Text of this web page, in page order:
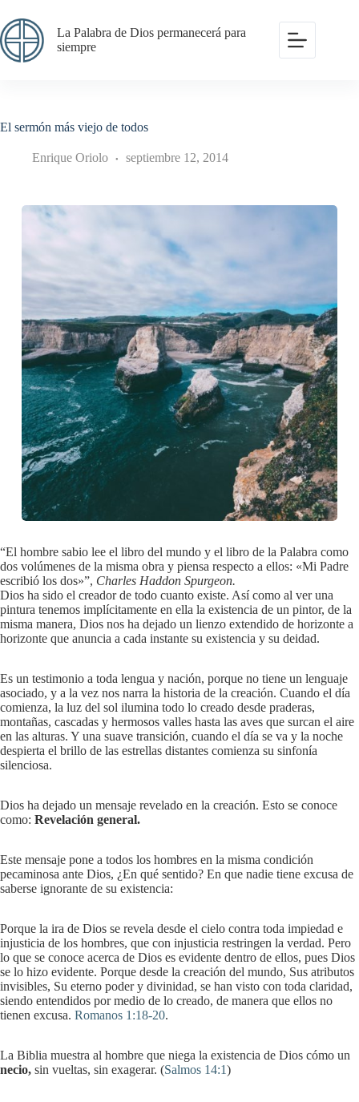
al
contenido
La Palabra de Dios permanecerá para
siempre
El sermón más viejo de todos
Enrique Oriolo septiembre 12, 2014
“El hombre sabio lee el libro del mundo y el libro de la Palabra como
dos volúmenes de la misma obra y piensa respecto a ellos: «Mi Padre
escribió los dos»”, Charles Haddon Spurgeon.
Dios ha sido el creador de todo cuanto existe. Así como al ver una
pintura tenemos implícitamente en ella la existencia de un pintor, de la
misma manera, Dios nos ha dejado un lienzo extendido de horizonte a
horizonte que anuncia a cada instante su existencia y su deidad.
Es un testimonio a toda lengua y nación, porque no tiene un lenguaje
asociado, y a la vez nos narra la historia de la creación. Cuando el día
comienza, la luz del sol ilumina todo lo creado desde praderas,
montañas, cascadas y hermosos valles hasta las aves que surcan el aire
en las alturas. Y una suave transición, cuando el día se va y la noche
despierta el brillo de las estrellas distantes comienza su sinfonía
silenciosa.
Dios ha dejado un mensaje revelado en la creación. Esto se conoce
como: Revelación general.
Este mensaje pone a todos los hombres en la misma condición
pecaminosa ante Dios, ¿En qué sentido? En que nadie tiene excusa de
saberse ignorante de su existencia:
Porque la ira de Dios se revela desde el cielo contra toda impiedad e
injusticia de los hombres, que con injusticia restringen la verdad. Pero
lo que se conoce acerca de Dios es evidente dentro de ellos, pues Dios
se lo hizo evidente. Porque desde la creación del mundo, Sus atributos
invisibles, Su eterno poder y divinidad, se han visto con toda claridad,
siendo entendidos por medio de lo creado, de manera que ellos no
tienen excusa. Romanos 1:18-20.
La Biblia muestra al hombre que niega la existencia de Dios cómo un
necio, sin vueltas, sin exagerar. (Salmos 14:1)